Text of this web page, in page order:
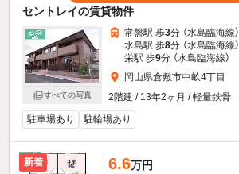
セントレイの賃貸物件
すべての写真
常盤駅 歩3分 （水島臨海線）
水島駅 歩8分 （水島臨海線）
栄駅 歩9分 （水島臨海線）
岡山県倉敷市中畝4丁目
2階建 / 13年2ヶ月 / 軽量鉄骨
駐車場あり
駐輪場あり
新着 6.6万円